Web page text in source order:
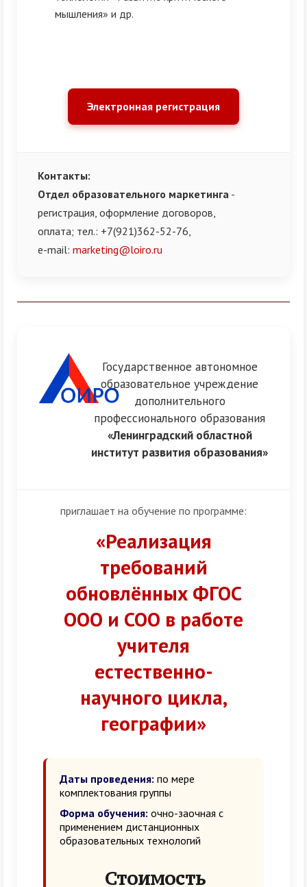
мышления» и др.
Электронная регистрация
Контакты:
Отдел образовательного маркетинга -
регистрация, оформление договоров,
оплата; тел.: +7(921)362-52-76,
e-mail: marketing@loiro.ru
Государственное автономное
образовательное учреждение
дополнительного
профессионального образования
«Ленинградский областной
институт развития образования»
приглашает на обучение по программе:
«Реализация
требований
обновлённых ФГОС
ООО и СОО в работе
учителя
естественно-
научного цикла,
географии»
Даты проведения: по мере
комплектования группы
Форма обучения: очно-заочная с
применением дистанционных
образовательных технологий
Стоимость